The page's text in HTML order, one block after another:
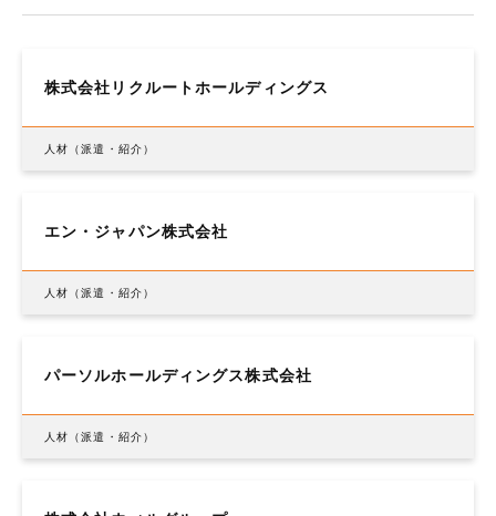
株式会社リクルートホールディングス
人材（派遣・紹介）
エン・ジャパン株式会社
人材（派遣・紹介）
パーソルホールディングス株式会社
人材（派遣・紹介）